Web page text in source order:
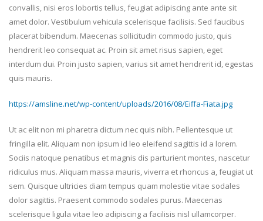
convallis, nisi eros lobortis tellus, feugiat adipiscing ante ante sit
amet dolor. Vestibulum vehicula scelerisque facilisis. Sed faucibus
placerat bibendum. Maecenas sollicitudin commodo justo, quis
hendrerit leo consequat ac. Proin sit amet risus sapien, eget
interdum dui. Proin justo sapien, varius sit amet hendrerit id, egestas
quis mauris.
https://amsline.net/wp-content/uploads/2016/08/Eiffa-Fiata.jpg
Ut ac elit non mi pharetra dictum nec quis nibh. Pellentesque ut
fringilla elit. Aliquam non ipsum id leo eleifend sagittis id a lorem.
Sociis natoque penatibus et magnis dis parturient montes, nascetur
ridiculus mus. Aliquam massa mauris, viverra et rhoncus a, feugiat ut
sem. Quisque ultricies diam tempus quam molestie vitae sodales
dolor sagittis. Praesent commodo sodales purus. Maecenas
scelerisque ligula vitae leo adipiscing a facilisis nisl ullamcorper.